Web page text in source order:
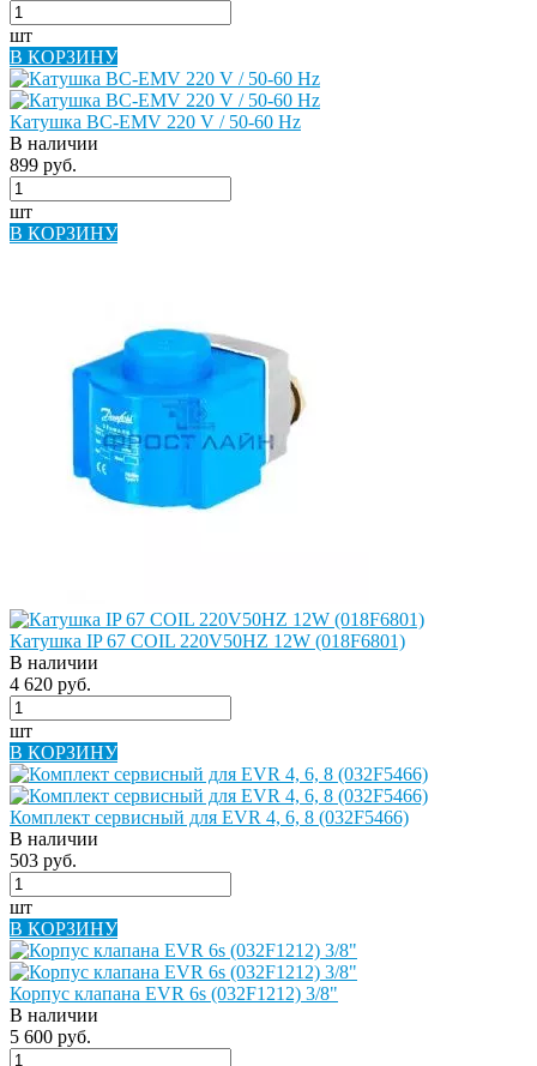
шт
В КОРЗИНУ
Катушка BC-EMV 220 V / 50-60 Hz
В наличии
899 руб.
шт
В КОРЗИНУ
Катушка IP 67 COIL 220V50HZ 12W (018F6801)
В наличии
4 620 руб.
шт
В КОРЗИНУ
Комплект сервисный для EVR 4, 6, 8 (032F5466)
В наличии
503 руб.
шт
В КОРЗИНУ
Корпус клапана EVR 6s (032F1212) 3/8"
В наличии
5 600 руб.